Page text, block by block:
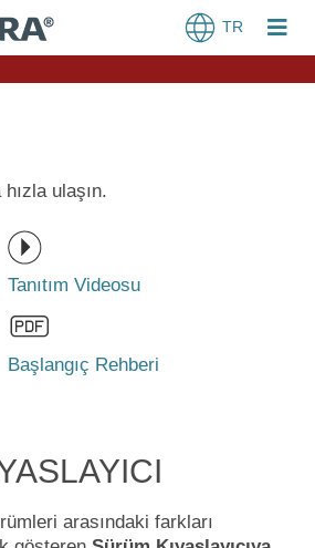
TR
ulaşın.
Tanıtım Videosu
Başlangıç Rehberi
arasındaki farkları